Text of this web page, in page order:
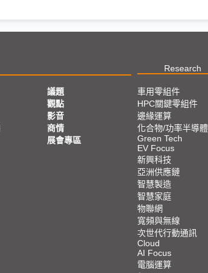
Research
議題
觀點
影音
商情
展會專區
車用零組件
HPC關鍵零組件
邊緣運算
化合物/功率半導體
Green Tech
EV Focus
新興科技
亞洲供應鏈
智慧製造
智慧家庭
物聯網
寬頻與無線
次世代行動通訊
Cloud
AI Focus
電腦運算